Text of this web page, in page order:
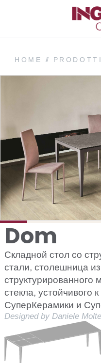
Вход
HOME // PRODOTTI
Dom
Складной стол со
стали, столешница
структурированного
стекла, устойчивого
СуперКерамики и
Designed by Daniele